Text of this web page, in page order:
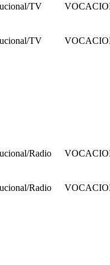
TV
TV
Radio
Radio